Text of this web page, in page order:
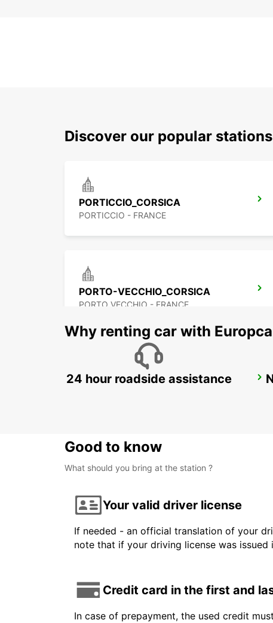
Discover our popular
PORTICCIO_CORSICA
PORTICCIO - FRANCE
PORTO-VECCHIO_CORSICA
PORTO VECCHIO - FRANCE
PALAU (COURTESY POINT)
Why renting car with
24 hour roadside assistance
Good to know
What should you bring at the station ?
Your valid driver license
If needed - an official translation of your
note that if your driving license was
Credit card in the first and
In case of prepayment, the used credit